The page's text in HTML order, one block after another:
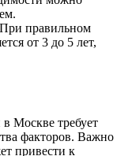
При правильном
от 3 до 5 лет,
Москве требует
факторов. Важно
привести к